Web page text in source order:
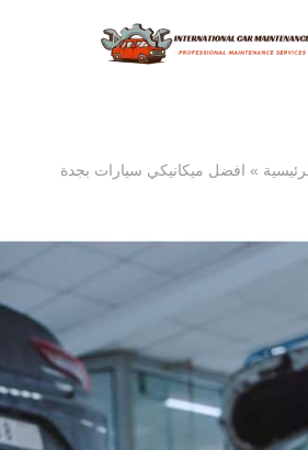
» افضل ميكانيكي سيارات بجدة